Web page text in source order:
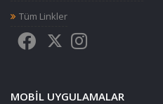
Tüm Linkler
MOBIL UYGULAMALAR